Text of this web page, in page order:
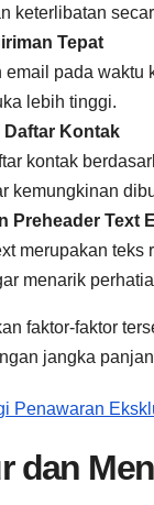
keterlibatan
Tepat
email pada waktu
lebih tinggi.
Kontak
kontak
kemungkinan
Preheader Text
merupakan
menarik
faktor-faktor
jangka
Penawaran
dan